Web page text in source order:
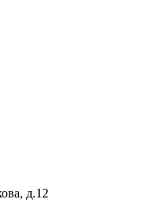
д.12